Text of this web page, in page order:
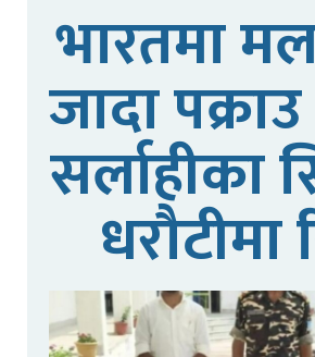
भारतमा
जादा
सर्लाहीका
धरौटीमा